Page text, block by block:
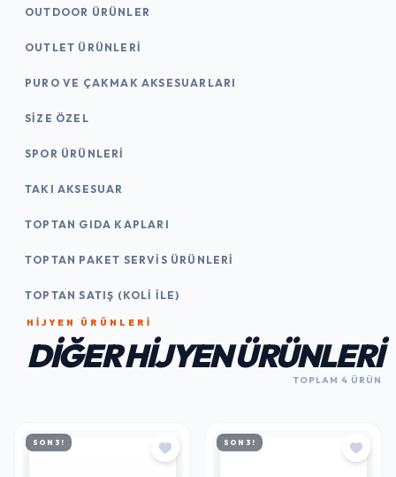
OUTDOOR ÜRÜNLER
OUTLET ÜRÜNLERI
PURO VE ÇAKMAK AKSESUARLARI
SIZE ÖZEL
SPOR ÜRÜNLERI
TAKI AKSESUAR
TOPTAN GIDA KAPLARI
TOPTAN PAKET SERVIS ÜRÜNLERI
TOPTAN SATIŞ (KOLI İLE)
HIJYEN ÜRÜNLERI
DIĞER HIJYEN ÜRÜNLERI
TOPLAM 4 ÜRÜN
SON 3! SON 3!